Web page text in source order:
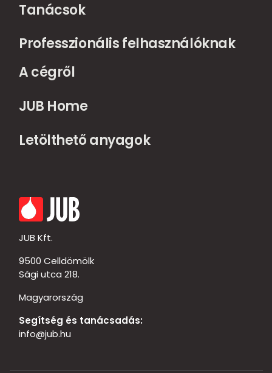
Tanácsok
Professzionális felhasználóknak
A cégről
JUB Home
Letölthető anyagok
JUB Kft.
9500 Celldömölk
Sági utca 218.
Magyarország
Segítség és tanácsadás:
info@jub.hu